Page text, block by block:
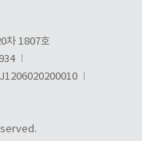
차 1807호